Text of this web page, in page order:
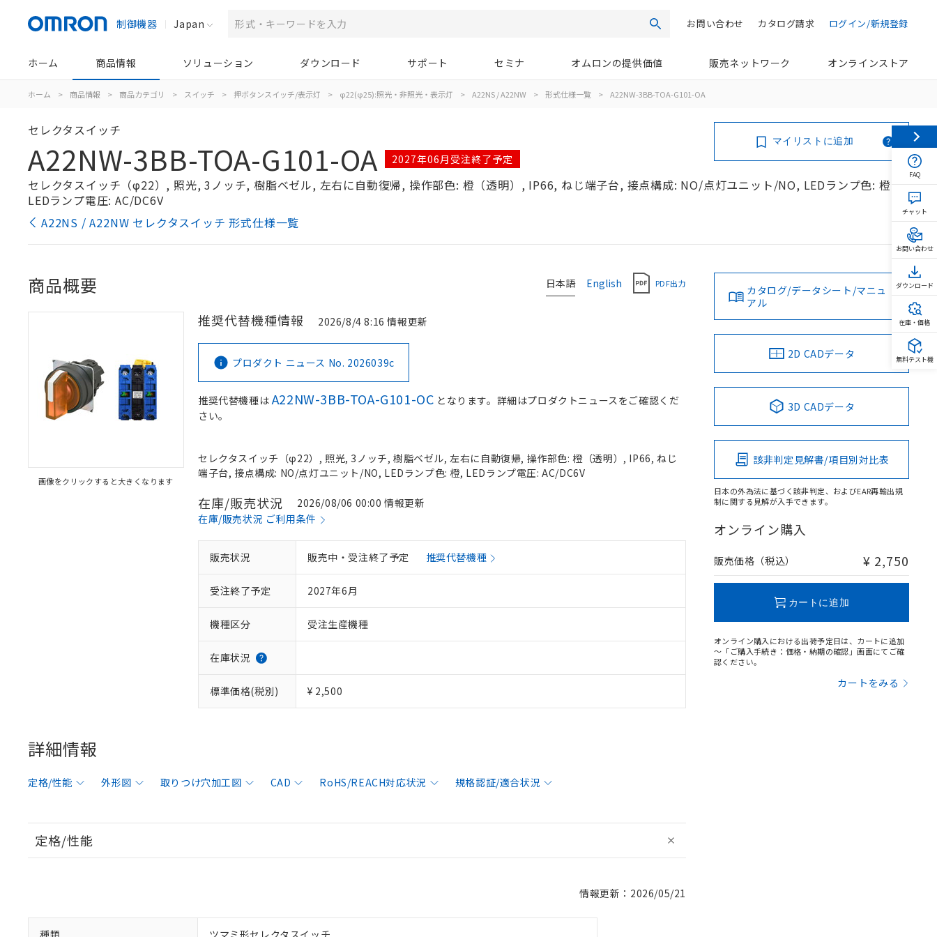
制御機器 Japan 検索 ログイン/新規登録
カタログ請求
お問い合わせ
ホーム 商品情報 ソリューション ダウンロード サポート セミナ オムロンの提供価値 販売ネットワーク オンラインストア
ホーム > 商品情報 > 商品カテゴリ > スイッチ > 押ボタンスイッチ/表示灯 > φ22(φ25):照光・非照光・表示灯 > A22NS / A22NW > 形式仕様一覧 > A22NW-3BB-TOA-G101-OA
セレクタスイッチ
A22NW-3BB-TOA-G101-OA 2027年06月受注終了予定
セレクタスイッチ（φ22）, 照光, 3ノッチ, 樹脂ベゼル, 左右に自動復帰, 操作部色: 橙（透明）, IP66, ねじ端子台, 接点構成: NO/点灯ユニット/NO, LEDランプ色: 橙,
LEDランプ電圧: AC/DC6V
A22NS / A22NW セレクタスイッチ 形式仕様一覧
マイリストに追加
日本語 English PDF出力
商品概要
画像をクリックすると大きくなります
推奨代替機種情報 2026/8/4 8:16 情報更新
プロダクト ニュース No. 2026039c
推奨代替機種はA22NW-3BB-TOA-G101-OC となります。詳細はプロダクトニュースをご確認くだ
さい。
セレクタスイッチ（φ22）, 照光, 3ノッチ, 樹脂ベゼル, 左右に自動復帰, 操作部色: 橙（透明）, IP66, ねじ
端子台, 接点構成: NO/点灯ユニット/NO, LEDランプ色: 橙, LEDランプ電圧: AC/DC6V
在庫/販売状況
2026/08/06 00:00 情報更新
在庫/販売状況 ご利用条件
販売状況 販売中・受注終了予定 推奨代替機種
受注終了予定 2027年6月
機種区分 受注生産機種
在庫状況
標準価格(税別) ¥ 2,500
詳細情報
定格/性能 外形図 取りつけ穴加工図 CAD RoHS/REACH対応状況 規格認証/適合状況
定格/性能
情報更新：2026/05/21
種類 ツマミ形セレクタスイッチ
カタログ/データシート/マニュ
アル
2D CADデータ
3D CADデータ
該非判定見解書/項目別対比表
日本の外為法に基づく該非判定、およびEAR再輸出規
制に関する見解が入手できます。
オンライン購入
販売価格（税込） ¥ 2,750
カートに追加
オンライン購入における出荷予定日は、カートに追加
～「ご購入手続き：価格・納期の確認」画面にてご確
認ください。
カートをみる
FAQ
チャット
お問い合わせ
ダウンロード
在庫・価格
無料テスト機